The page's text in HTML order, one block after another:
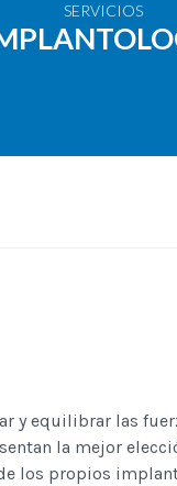
SERVICIOS
y equilibrar las
la mejor
los propios